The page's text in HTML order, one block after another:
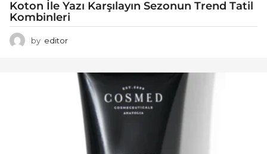
Koton İle Yazı Karşılayın Sezonun Trend Tatil
Kombinleri
by editor